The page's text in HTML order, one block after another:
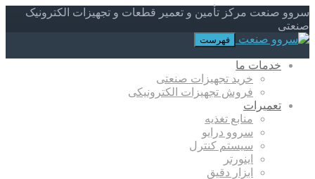
سروو صنعت مرکز تأمین و تعمیر قطعات و تجهیزات الکترونیک
صنعتی
فهرست
خدمات ما
خرید تجهیزات صنعتی
فروش تجهیزات الکترونیکی
تعمیرات
منابع تغذیه
سروو درایو
سیستم کنترل
اینورتر
ابزار دقیق